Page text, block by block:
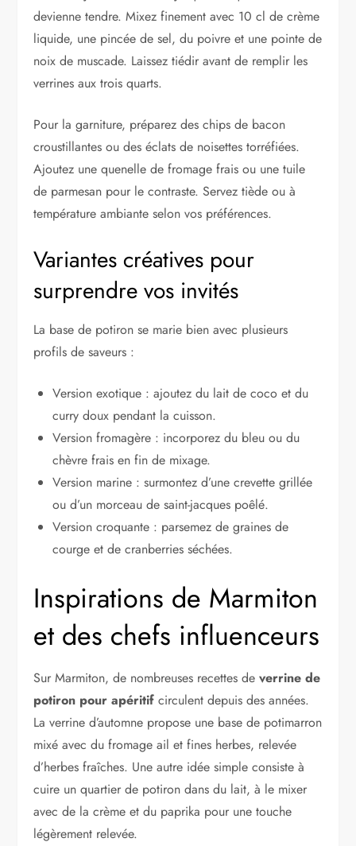
devienne tendre. Mixez finement avec 10 cl de crème
liquide, une pincée de sel, du poivre et une pointe de
noix de muscade. Laissez tiédir avant de remplir les
verrines aux trois quarts.
Pour la garniture, préparez des chips de bacon
croustillantes ou des éclats de noisettes torréfiées.
Ajoutez une quenelle de fromage frais ou une tuile
de parmesan pour le contraste. Servez tiède ou à
température ambiante selon vos préférences.
Variantes créatives pour
surprendre vos invités
La base de potiron se marie bien avec plusieurs
profils de saveurs :
Version exotique : ajoutez du lait de coco et du
curry doux pendant la cuisson.
Version fromagère : incorporez du bleu ou du
chèvre frais en fin de mixage.
Version marine : surmontez d’une crevette grillée
ou d’un morceau de saint-jacques poêlé.
Version croquante : parsemez de graines de
courge et de cranberries séchées.
Inspirations de Marmiton
et des chefs influenceurs
Sur Marmiton, de nombreuses recettes deverrine de
potiron pour apéritif circulent depuis des années.
La verrine d’automne propose une base de potimarron
mixé avec du fromage ail et fines herbes, relevée
d’herbes fraîches. Une autre idée simple consiste à
cuire un quartier de potiron dans du lait, à le mixer
avec de la crème et du paprika pour une touche
légèrement relevée.